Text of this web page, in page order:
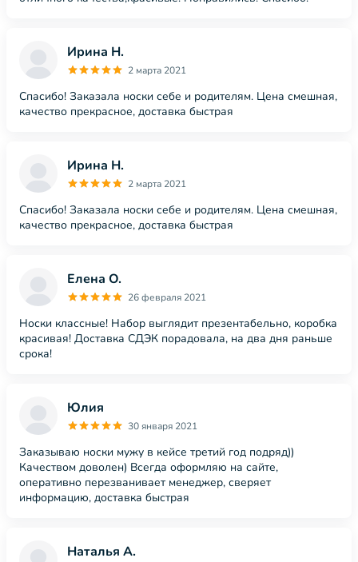
Ирина Н.
2 марта 2021
Спасибо! Заказала носки себе и родителям. Цена смешная,
качество прекрасное, доставка быстрая
Ирина Н.
2 марта 2021
Спасибо! Заказала носки себе и родителям. Цена смешная,
качество прекрасное, доставка быстрая
Елена О.
26 февраля 2021
Носки классные! Набор выглядит презентабельно, коробка
красивая! Доставка СДЭК порадовала, на два дня раньше
срока!
Юлия
30 января 2021
Заказываю носки мужу в кейсе третий год подряд))
Качеством доволен) Всегда оформляю на сайте,
оперативно перезванивает менеджер, сверяет
информацию, доставка быстрая
Наталья А.